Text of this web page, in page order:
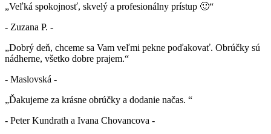
„Veľká spokojnosť, skvelý a profesionálny prístup 🙂“
- Zuzana P. -
„Dobrý deň, chceme sa Vam veľmi pekne poďakovať. Obrúčky sú
nádherne, všetko dobre prajem.“
- Maslovská -
„Ďakujeme za krásne obrúčky a dodanie načas. “
- Peter Kundrath a Ivana Chovancova -